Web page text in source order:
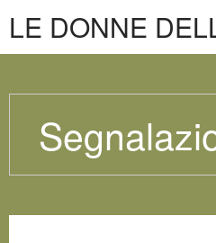
LE DONNE